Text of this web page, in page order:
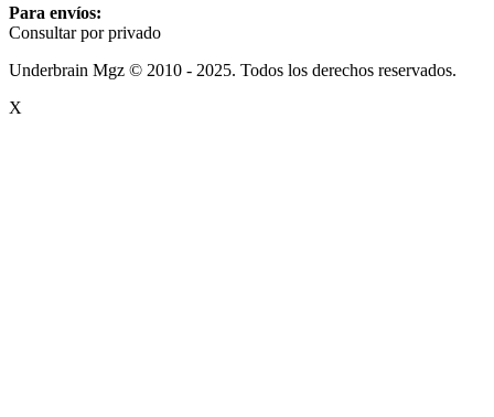
Para envíos:
Consultar por privado
Underbrain Mgz © 2010 - 2025. Todos los derechos reservados.
X